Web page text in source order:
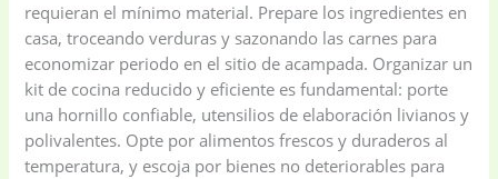
requieran el mínimo material. Prepare los ingredientes en
casa, troceando verduras y sazonando las carnes para
economizar periodo en el sitio de acampada. Organizar un
kit de cocina reducido y eficiente es fundamental: porte
una hornillo confiable, utensilios de elaboración livianos y
polivalentes. Opte por alimentos frescos y duraderos al
temperatura, y escoja por bienes no deteriorables para